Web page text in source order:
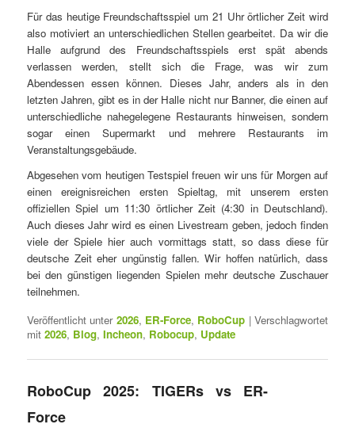
Für das heutige Freundschaftsspiel um 21 Uhr örtlicher Zeit wird
also motiviert an unterschiedlichen Stellen gearbeitet. Da wir die
Halle aufgrund des Freundschaftsspiels erst spät abends
verlassen werden, stellt sich die Frage, was wir zum
Abendessen essen können. Dieses Jahr, anders als in den
letzten Jahren, gibt es in der Halle nicht nur Banner, die einen auf
unterschiedliche nahegelegene Restaurants hinweisen, sondern
sogar einen Supermarkt und mehrere Restaurants im
Veranstaltungsgebäude.
Abgesehen vom heutigen Testspiel freuen wir uns für Morgen auf
einen ereignisreichen ersten Spieltag, mit unserem ersten
offiziellen Spiel um 11:30 örtlicher Zeit (4:30 in Deutschland).
Auch dieses Jahr wird es einen Livestream geben, jedoch finden
viele der Spiele hier auch vormittags statt, so dass diese für
deutsche Zeit eher ungünstig fallen. Wir hoffen natürlich, dass
bei den günstigen liegenden Spielen mehr deutsche Zuschauer
teilnehmen.
Veröffentlicht unter 2026, ER-Force, RoboCup |Verschlagwortet
mit 2026, Blog,Incheon, Robocup, Update
RoboCup 2025: TIGERs vs ER-
Force